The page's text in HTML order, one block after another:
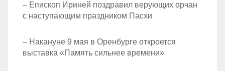
– Епископ Ириней поздравил верующих орчан
с наступающим праздником Пасхи
– Накануне 9 мая в Оренбурге откроется
выставка «Память сильнее времени»